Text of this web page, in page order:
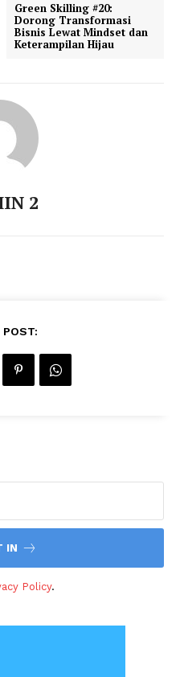
Green Skilling #20:
Dorong Transformasi
Bisnis Lewat Mindset dan
Keterampilan Hijau
2
POST:
IN
Policy.